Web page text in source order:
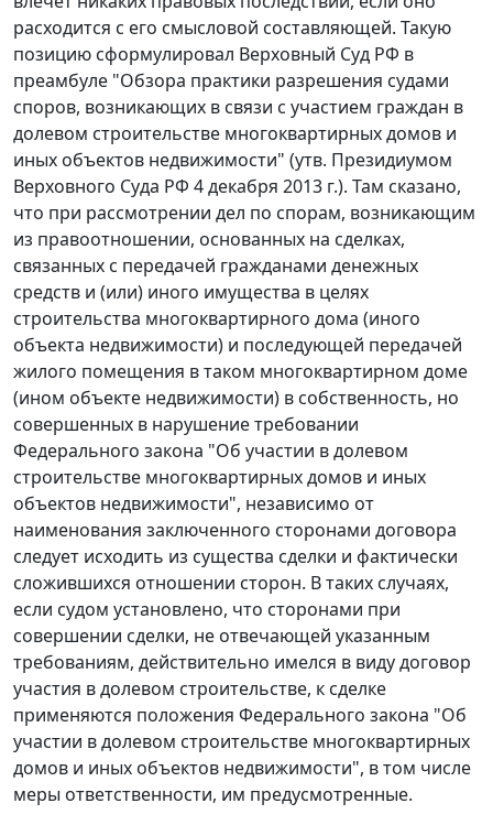
расходится с его смысловой составляющей. Такую
позицию сформулировал Верховный Суд РФ в
преамбуле "Обзора практики разрешения судами
споров, возникающих в связи с участием граждан в
долевом строительстве многоквартирных домов и
иных объектов недвижимости" (утв. Президиумом
Верховного Суда РФ 4 декабря 2013 г.). Там сказано,
что при рассмотрении дел по спорам, возникающим
из правоотношении, основанных на сделках,
связанных с передачей гражданами денежных
средств и (или) иного имущества в целях
строительства многоквартирного дома (иного
объекта недвижимости) и последующей передачей
жилого помещения в таком многоквартирном доме
(ином объекте недвижимости) в собственность, но
совершенных в нарушение требовании
Федерального закона "Об участии в долевом
строительстве многоквартирных домов и иных
объектов недвижимости", независимо от
наименования заключенного сторонами договора
следует исходить из существа сделки и фактически
сложившихся отношении сторон. В таких случаях,
если судом установлено, что сторонами при
совершении сделки, не отвечающей указанным
требованиям, действительно имелся в виду договор
участия в долевом строительстве, к сделке
применяются положения Федерального закона "Об
участии в долевом строительстве многоквартирных
домов и иных объектов недвижимости", в том числе
меры ответственности, им предусмотренные.